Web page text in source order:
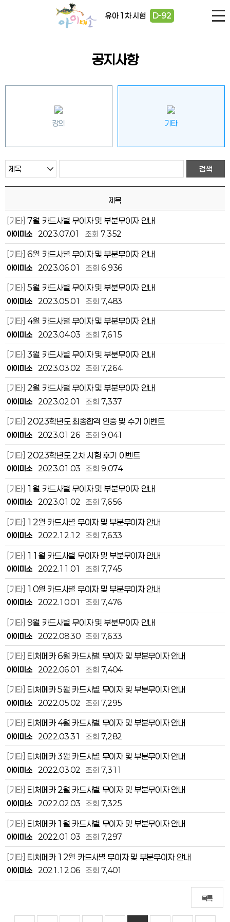
유아 1차 시험 D-92
공지사항
강의 기타
제목
[기타] 7월 카드사별 무이자 및 부분무이자 안내
아이미소 2023.07.01 조회 7,352
[기타] 6월 카드사별 무이자 및 부분무이자 안내
아이미소 2023.06.01 조회 6,936
[기타] 5월 카드사별 무이자 및 부분무이자 안내
아이미소 2023.05.01 조회 7,483
[기타] 4월 카드사별 무이자 및 부분무이자 안내
아이미소 2023.04.03 조회 7,615
[기타] 3월 카드사별 무이자 및 부분무이자 안내
아이미소 2023.03.02 조회 7,264
[기타] 2월 카드사별 무이자 및 부분무이자 안내
아이미소 2023.02.01 조회 7,337
[기타] 2023학년도 최종합격 인증 및 수기 이벤트
아이미소 2023.01.26 조회 9,041
[기타] 2023학년도 2차 시험 후기 이벤트
아이미소 2023.01.03 조회 9,074
[기타] 1월 카드사별 무이자 및 부분무이자 안내
아이미소 2023.01.02 조회 7,656
[기타] 12월 카드사별 무이자 및 부분무이자 안내
아이미소 2022.12.12 조회 7,633
[기타] 11월 카드사별 무이자 및 부분무이자 안내
아이미소 2022.11.01 조회 7,745
[기타] 10월 카드사별 무이자 및 부분무이자 안내
아이미소 2022.10.01 조회 7,476
[기타] 9월 카드사별 무이자 및 부분무이자 안내
아이미소 2022.08.30 조회 7,633
[기타] 티처메카 6월 카드사별 무이자 및 부분무이자 안내
아이미소 2022.06.01 조회 7,404
[기타] 티처메카 5월 카드사별 무이자 및 부분무이자 안내
아이미소 2022.05.02 조회 7,295
[기타] 티처메카 4월 카드사별 무이자 및 부분무이자 안내
아이미소 2022.03.31 조회 7,282
[기타] 티처메카 3월 카드사별 무이자 및 부분무이자 안내
아이미소 2022.03.02 조회 7,311
[기타] 티처메카 2월 카드사별 무이자 및 부분무이자 안내
아이미소 2022.02.03 조회 7,325
[기타] 티처메카 1월 카드사별 무이자 및 부분무이자 안내
아이미소 2022.01.03 조회 7,297
[기타] 티처메카 12월 카드사별 무이자 및 부분무이자 안내
아이미소 2021.12.06 조회 7,401
목록